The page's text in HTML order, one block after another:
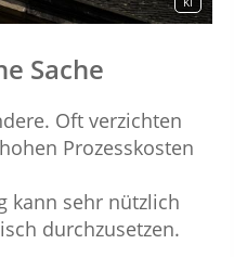
Sache
Oft verzichten
Prozesskosten
kann sehr nützlich
durchzusetzen.